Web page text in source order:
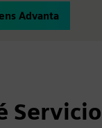
Advanta